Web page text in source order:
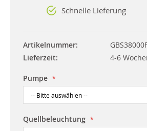
Schnelle Lieferung
Artikelnummer
Lieferzeit
4-6
Pumpe
Quellbeleuchtung